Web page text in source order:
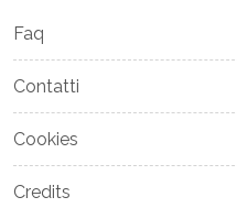
Faq
Contatti
Cookies
Credits